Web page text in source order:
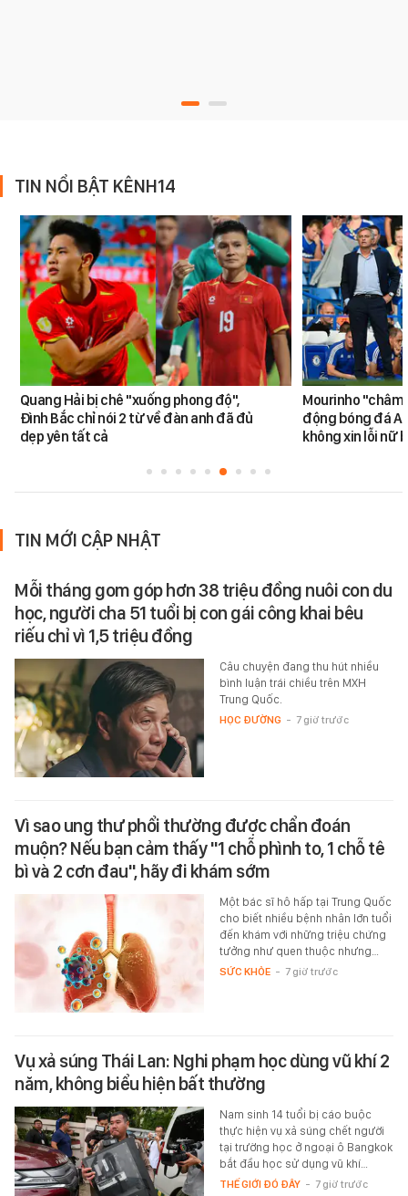
TIN NỔI BẬT KÊNH14
Quang Hải bị chê "xuống phong độ",
Đình Bắc chỉ nói 2 từ về đàn anh đã đủ
dẹp yên tất cả
Mourinho "châm
động bóng đá
không xin lỗi nữ
TIN MỚI CẬP NHẬT
Mỗi tháng gom góp hơn 38 triệu đồng nuôi con du
học, người cha 51 tuổi bị con gái công khai bêu
riếu chỉ vì 1,5 triệu đồng
Câu chuyện đang thu hút nhiều
bình luận trái chiều trên MXH
Trung Quốc.
HỌC ĐƯỜNG - 7 giờ trước
Vì sao ung thư phổi thường được chẩn đoán
muộn? Nếu bạn cảm thấy "1 chỗ phình to, 1 chỗ tê
bì và 2 cơn đau", hãy đi khám sớm
Một bác sĩ hô hấp tại Trung Quốc
cho biết nhiều bệnh nhân lớn tuổi
đến khám với những triệu chứng
tưởng như quen thuộc nhưng…
SỨC KHỎE - 7 giờ trước
Vụ xả súng Thái Lan: Nghi phạm học dùng vũ khí 2
năm, không biểu hiện bất thường
Nam sinh 14 tuổi bị cáo buộc
thực hiện vụ xả súng chết người
tại trường học ở ngoại ô Bangkok
bắt đầu học sử dụng vũ khí…
THẾ GIỚI ĐÓ ĐÂY - 7 giờ trước